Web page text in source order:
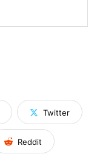
Twitter
Reddit